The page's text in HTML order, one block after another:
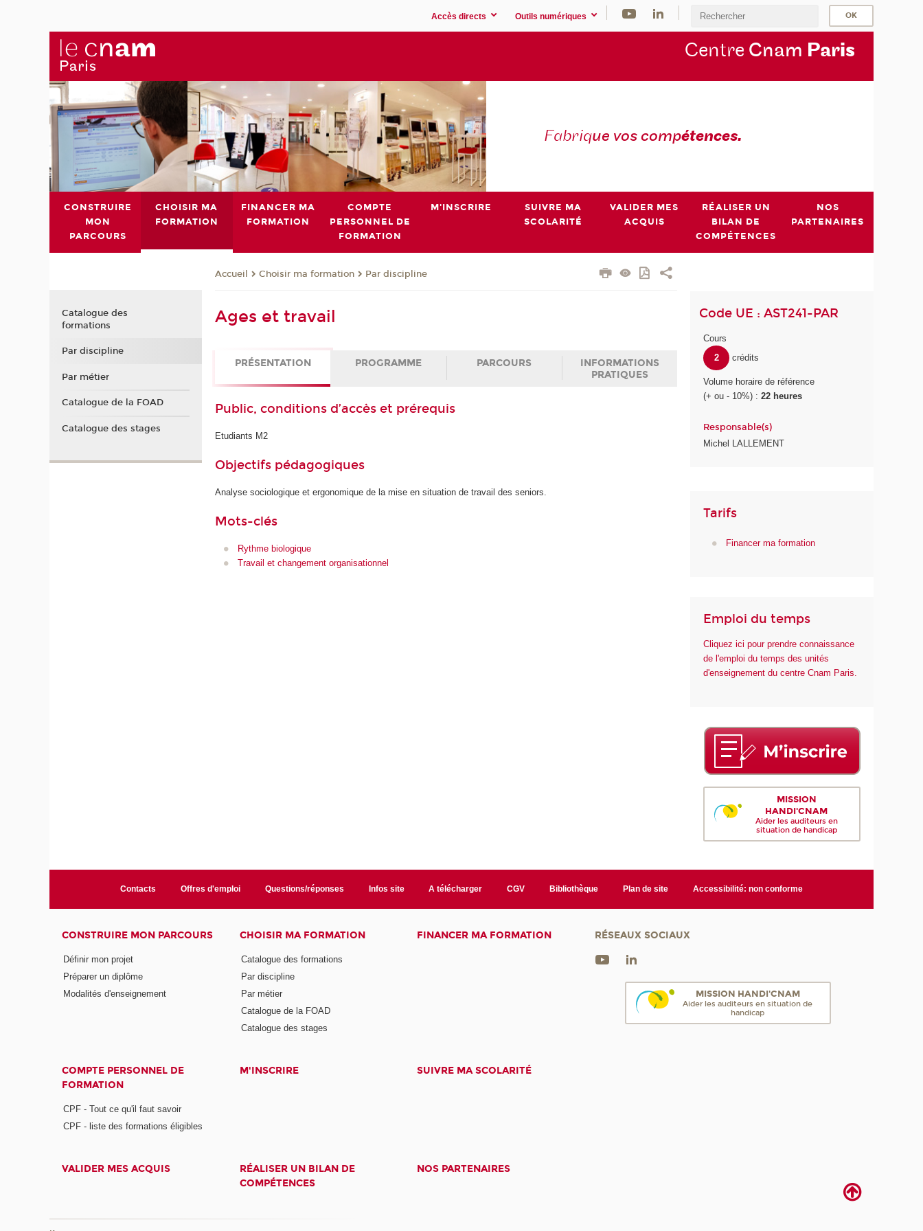
Accès directs Outils numériques
Centre Cnam Paris
Fabrique vos compétences.
CONSTRUIRE
MON
PARCOURS
CHOISIR MA
FORMATION
FINANCER MA
FORMATION
COMPTE
PERSONNEL DE
FORMATION
M'INSCRIRE
SUIVRE MA
SCOLARITÉ
VALIDER MES
ACQUIS
RÉALISER UN
BILAN DE
COMPÉTENCES
NOS
PARTENAIRES
Accueil Choisir ma formation Par discipline
Ages et travail
PRÉSENTATION PROGRAMME PARCOURS
INFORMATIONS
PRATIQUES
Public, conditions d’accès et prérequis
Etudiants M2
Objectifs pédagogiques
Analyse sociologique et ergonomique de la mise en situation de travail des seniors.
Mots-clés
Rythme biologique
Travail et changement organisationnel
Code UE : AST241-PAR
Cours
2
crédits
Volume horaire de référence
(+ ou - 10%) :22 heures
Responsable(s)
Michel LALLEMENT
Tarifs
Financer ma formation
Emploi du temps
Cliquez ici pour prendre connaissance
de l'emploi du temps des unités
d'enseignement du centre Cnam Paris.
MISSION
HANDI'CNAM
Aider les auditeurs en
situation de handicap
Catalogue des
formations
Par discipline
Par métier
Catalogue de la FOAD
Catalogue des stages
Contacts Offres d'emploi Questions/réponses Infos site A télécharger CGV Bibliothèque Plan de site Accessibilité: non conforme
CONSTRUIRE MON PARCOURS
Définir mon projet
Préparer un diplôme
Modalités d'enseignement
CHOISIR MA FORMATION
Catalogue des formations
Par discipline
Par métier
Catalogue de la FOAD
Catalogue des stages
FINANCER MA FORMATION
COMPTE PERSONNEL DE
FORMATION
CPF - Tout ce qu'il faut savoir
CPF - liste des formations éligibles
M'INSCRIRE SUIVRE MA SCOLARITÉ
VALIDER MES ACQUIS
RÉALISER UN BILAN DE
COMPÉTENCES
NOS PARTENAIRES
RÉSEAUX SOCIAUX
MISSION HANDI'CNAM
Aider les auditeurs en situation de
handicap